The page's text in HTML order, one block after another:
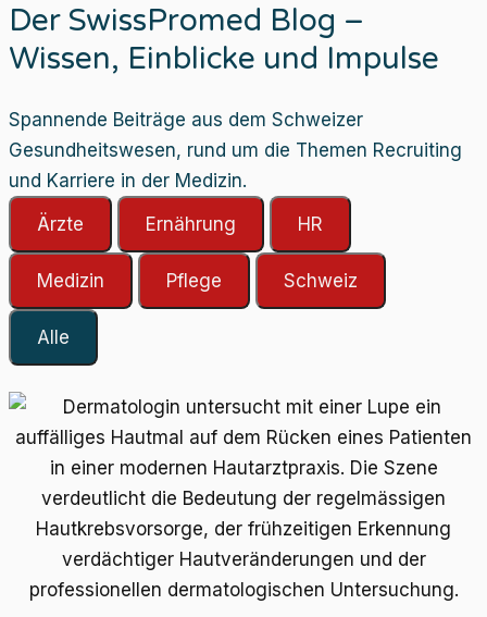
Der SwissPromed Blog –
Wissen, Einblicke und Impulse
Spannende Beiträge aus dem Schweizer
Gesundheitswesen, rund um die Themen Recruiting
und Karriere in der Medizin.
Ärzte
Ernährung HR
Medizin Pflege Schweiz
Alle